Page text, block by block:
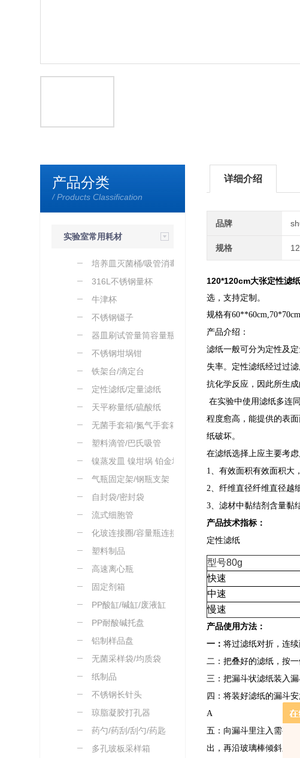
产品分类
/ Products Classification
实验室常用耗材
培养皿灭菌桶/吸管消毒桶
316L不锈钢量杯
牛津杯
不锈钢镊子
器皿刷试管量筒容量瓶刷
不锈钢坩埚钳
铁架台/滴定台
定性滤纸/定量滤纸
天平称量纸/硫酸纸
无菌手套箱/氮气手套箱
塑料滴管/巴氏吸管
镍蒸发皿 镍坩埚 铂金坩
埚
气瓶固定架/钢瓶支架
自封袋/密封袋
流式细胞管
化玻连接圈/容量瓶连接绳
塑料制品
高速离心瓶
固定剂箱
PP酸缸/碱缸/废液缸
PP耐酸碱托盘
铝制样品盘
无菌采样袋/均质袋
纸制品
不锈钢长针头
琼脂凝胶打孔器
药勺/药刮/刮勺/药匙
多孔玻板采样箱
详细介绍
品牌
规格
120*120cm大张定性滤纸
选，支持定制。
规格有
产品介绍：
滤纸一般可分为定性及
失率。定性滤纸经过过
抗化学反应，因此所生
在实验中使用滤纸多连
程度愈高，能提供的表
纸破坏。
在滤纸选择上应主要考虑
1、有效面积有效面积大
2、纤维直径纤维直径越
3、滤材中黏结剂含量黏
产品技术指标：
定性滤纸
型号80g
快速
中速
慢速
产品使用方法：
一：将过滤纸对折，连
二：把叠好的滤纸，按
三：把漏斗状滤纸装入
四：将装好滤纸的漏斗
A
五：向漏斗里注入需要
出，再沿玻璃棒倾斜之